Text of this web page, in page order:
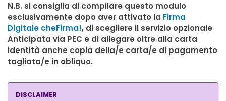
N.B. si consiglia di compilare questo modulo
esclusivamente dopo aver attivato la Firma
Digitale cheFirma!, di scegliere il servizio opzionale
Anticipata via PEC e di allegare oltre alla carta
identità anche copia della/e carta/e di pagamento
tagliata/e in obliquo.
DISCLAIMER